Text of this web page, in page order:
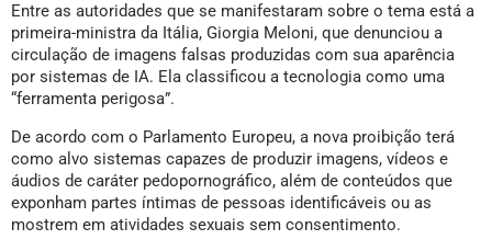
Entre as autoridades que se manifestaram sobre o tema está a
primeira-ministra da Itália, Giorgia Meloni, que denunciou a
circulação de imagens falsas produzidas com sua aparência
por sistemas de IA. Ela classificou a tecnologia como uma
“ferramenta perigosa”.
De acordo com o Parlamento Europeu, a nova proibição terá
como alvo sistemas capazes de produzir imagens, vídeos e
áudios de caráter pedopornográfico, além de conteúdos que
exponham partes íntimas de pessoas identificáveis ou as
mostrem em atividades sexuais sem consentimento.